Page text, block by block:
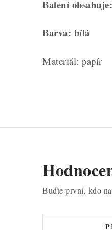
Balení
Barva: bílá
Materiál: papír
Buďte první, kdo